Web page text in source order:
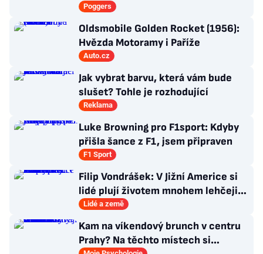
nových produktů
Poggers
Oldsmobile Golden Rocket (1956):
Hvězda Motoramy i Paříže
Auto.cz
Jak vybrat barvu, která vám bude
slušet? Tohle je rozhodující
Reklama
Luke Browning pro F1sport: Kdyby
přišla šance z F1, jsem připraven
F1 Sport
Filip Vondrášek: V Jižní Americe si
lidé plují životem mnohem lehčeji,
věci tolik neřeší
Lidé a země
Kam na víkendový brunch v centru
Prahy? Na těchto místech si